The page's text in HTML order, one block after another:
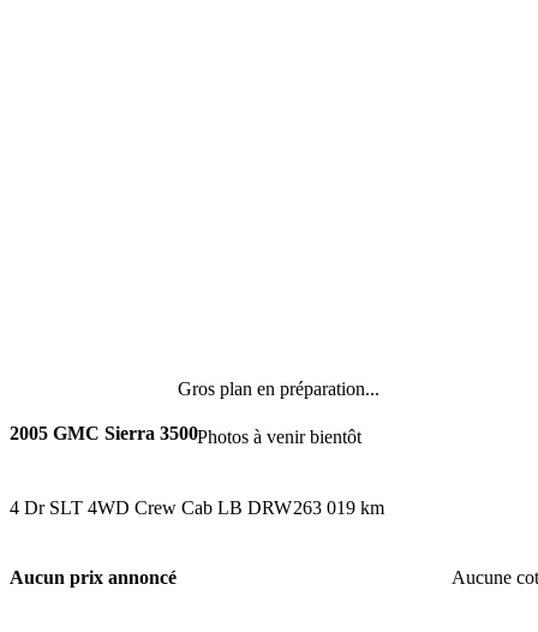
Gros plan en préparation...
Photos à venir bientôt
2005 GMC Sierra 3500
4 Dr SLT 4WD Crew Cab LB DRW263 019 km
Aucun prix annoncé Aucune